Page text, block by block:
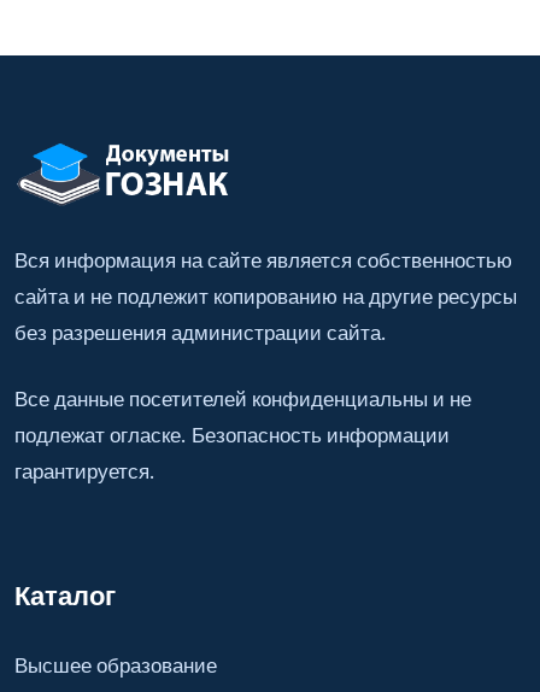
Вся информация на сайте является собственностью
сайта и не подлежит копированию на другие ресурсы
без разрешения администрации сайта.
Все данные посетителей конфиденциальны и не
подлежат огласке. Безопасность информации
гарантируется.
Каталог
Высшее образование